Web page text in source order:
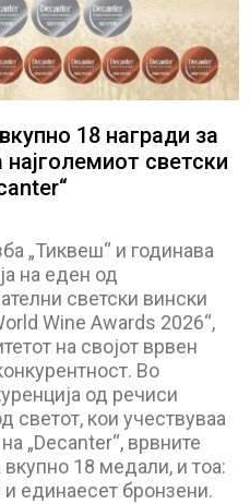
18 награди за
светски
„Тиквеш“ и годинава
на еден од
светски вински
Wine Awards 2026“,
на својот врвен
Во
од речиси
светот, кои учествуваа
„Decanter“, врвните
вкупно 18 медали, и тоа:
единаесет бронзени.